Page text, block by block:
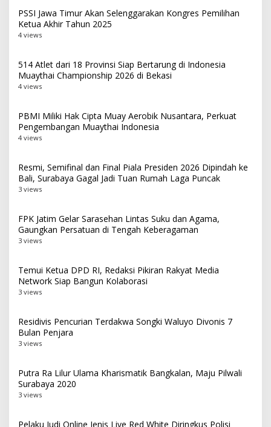
PSSI Jawa Timur Akan Selenggarakan Kongres Pemilihan
Ketua Akhir Tahun 2025
4 views
514 Atlet dari 18 Provinsi Siap Bertarung di Indonesia
Muaythai Championship 2026 di Bekasi
4 views
PBMI Miliki Hak Cipta Muay Aerobik Nusantara, Perkuat
Pengembangan Muaythai Indonesia
4 views
Resmi, Semifinal dan Final Piala Presiden 2026 Dipindah ke
Bali, Surabaya Gagal Jadi Tuan Rumah Laga Puncak
3 views
FPK Jatim Gelar Sarasehan Lintas Suku dan Agama,
Gaungkan Persatuan di Tengah Keberagaman
3 views
Temui Ketua DPD RI, Redaksi Pikiran Rakyat Media
Network Siap Bangun Kolaborasi
3 views
Residivis Pencurian Terdakwa Songki Waluyo Divonis 7
Bulan Penjara
3 views
Putra Ra Lilur Ulama Kharismatik Bangkalan, Maju Pilwali
Surabaya 2020
3 views
Pelaku Judi Online Jenis Live Red White Diringkus Polisi